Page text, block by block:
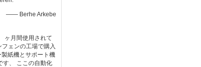
—— Berhe Arkebe
ヶ月間使用されて
ェンの工場で購入
紙機とサポート機
す、 ここの自動化